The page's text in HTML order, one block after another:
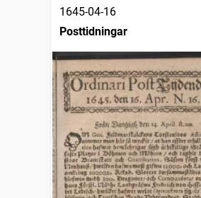
1645-04-16
Posttidningar